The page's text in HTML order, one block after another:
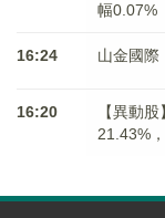
幅0.07%
16:24 山金國際
16:20
【異動
21.43%